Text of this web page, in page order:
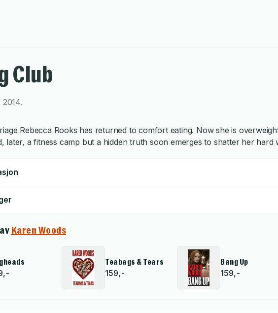
Club
2014.
Rebecca Rooks has returned to comfort eating. Now she is
later, a fitness camp but a hidden truth soon emerges to shatter her
Karen Woods
Teabags & Tears
159,-
Bang Up
159,-